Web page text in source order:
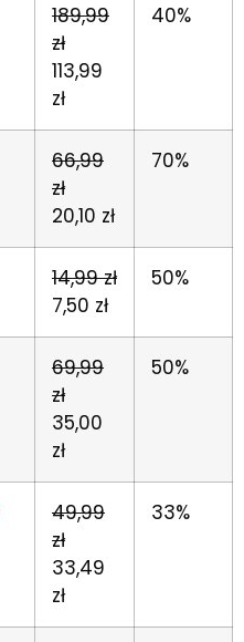
189,99
zł
113,99
zł
40%
66,99
zł
20,10 zł
70%
14,99 zł
7,50 zł
50%
69,99
zł
35,00
zł
50%
49,99
zł
33,49
zł
33%